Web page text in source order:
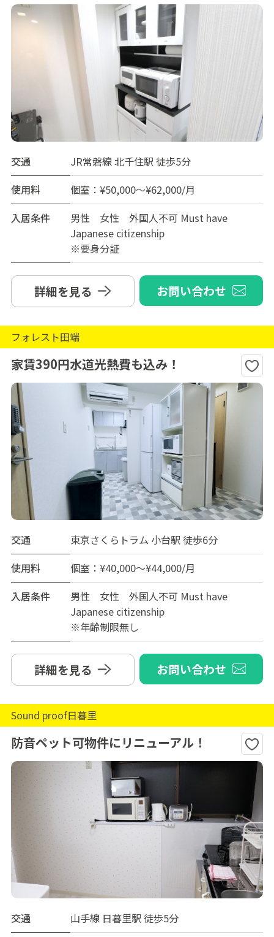
交通
JR常磐線 北千住駅 徒歩5分
使用料
個室：¥50,000～¥62,000/月
入居条件
男性 女性 外国人不可 Must have
Japanese citizenship
※要身分証
詳細を見る お問い合わせ
フォレスト田端
家賃390円水道光熱費も込み！
交通
東京さくらトラム 小台駅 徒歩6分
使用料
個室：¥40,000～¥44,000/月
入居条件
男性 女性 外国人不可 Must have
Japanese citizenship
※年齢制限無し
詳細を見る お問い合わせ
Sound proof日暮里
防音ペット可物件にリニューアル！
交通
山手線 日暮里駅 徒歩5分